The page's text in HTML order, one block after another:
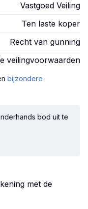
Vastgoed Veiling
Ten laste koper
Recht van gunning
veilingvoorwaarden
bijzondere
bod uit te
met de